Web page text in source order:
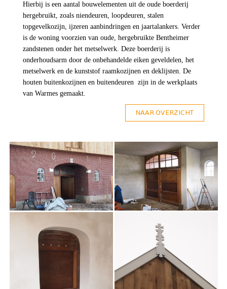
Hierbij is een aantal bouwelementen uit de oude boerderij
hergebruikt, zoals niendeuren, loopdeuren, stalen
topgevelkozijn, ijzeren aanbindringen en jaartalankers. Verder
is de woning voorzien van oude, hergebruikte Bentheimer
zandstenen onder het metselwerk. Deze boerderij is
onderhoudsarm door de onbehandelde eiken geveldelen, het
metselwerk en de kunststof raamkozijnen en deklijsten. De
houten buitenkozijnen en buitendeuren zijn in de werkplaats
van Warmes gemaakt.
NAAR OVERZICHT